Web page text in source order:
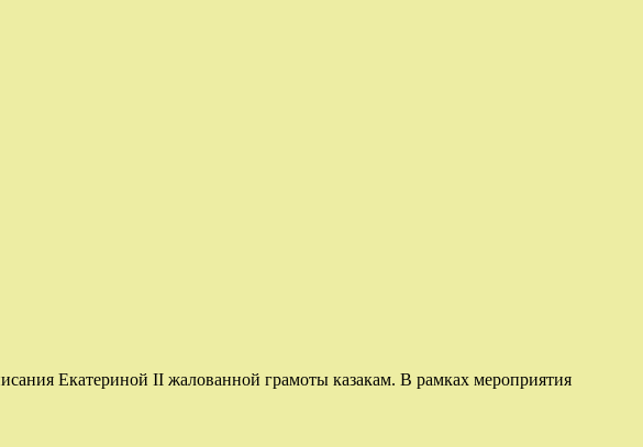
Екатериной II жалованной грамоты казакам. В рамках мероприятия